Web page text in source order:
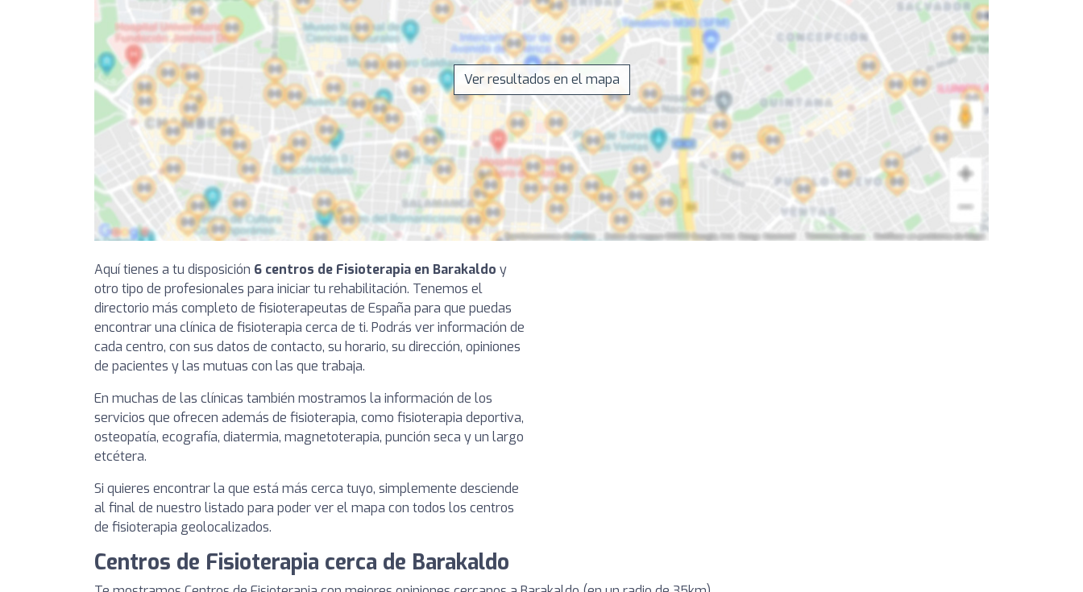
Ver resultados en el mapa
Aquí tienes a tu disposición 6 centros de Fisioterapia en Barakaldo y
otro tipo de profesionales para iniciar tu rehabilitación. Tenemos el
directorio más completo de fisioterapeutas de España para que puedas
encontrar una clínica de fisioterapia cerca de ti. Podrás ver información de
cada centro, con sus datos de contacto, su horario, su dirección, opiniones
de pacientes y las mutuas con las que trabaja.
En muchas de las clínicas también mostramos la información de los
servicios que ofrecen además de fisioterapia, como fisioterapia deportiva,
osteopatía, ecografía, diatermia, magnetoterapia, punción seca y un largo
etcétera.
Si quieres encontrar la que está más cerca tuyo, simplemente desciende
al final de nuestro listado para poder ver el mapa con todos los centros
de fisioterapia geolocalizados.
Centros de Fisioterapia cerca de Barakaldo